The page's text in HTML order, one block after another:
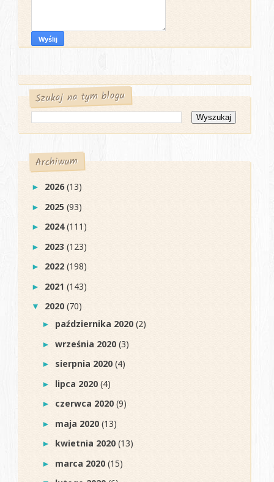
Szukaj na tym blogu
Archiwum
► 2026(13)
► 2025(93)
► 2024(111)
► 2023(123)
► 2022(198)
► 2021(143)
▼ 2020(70)
► października 2020(2)
►września 2020(3)
► sierpnia 2020(4)
► lipca 2020(4)
► czerwca 2020(9)
► maja 2020(13)
► kwietnia 2020(13)
► marca 2020(15)